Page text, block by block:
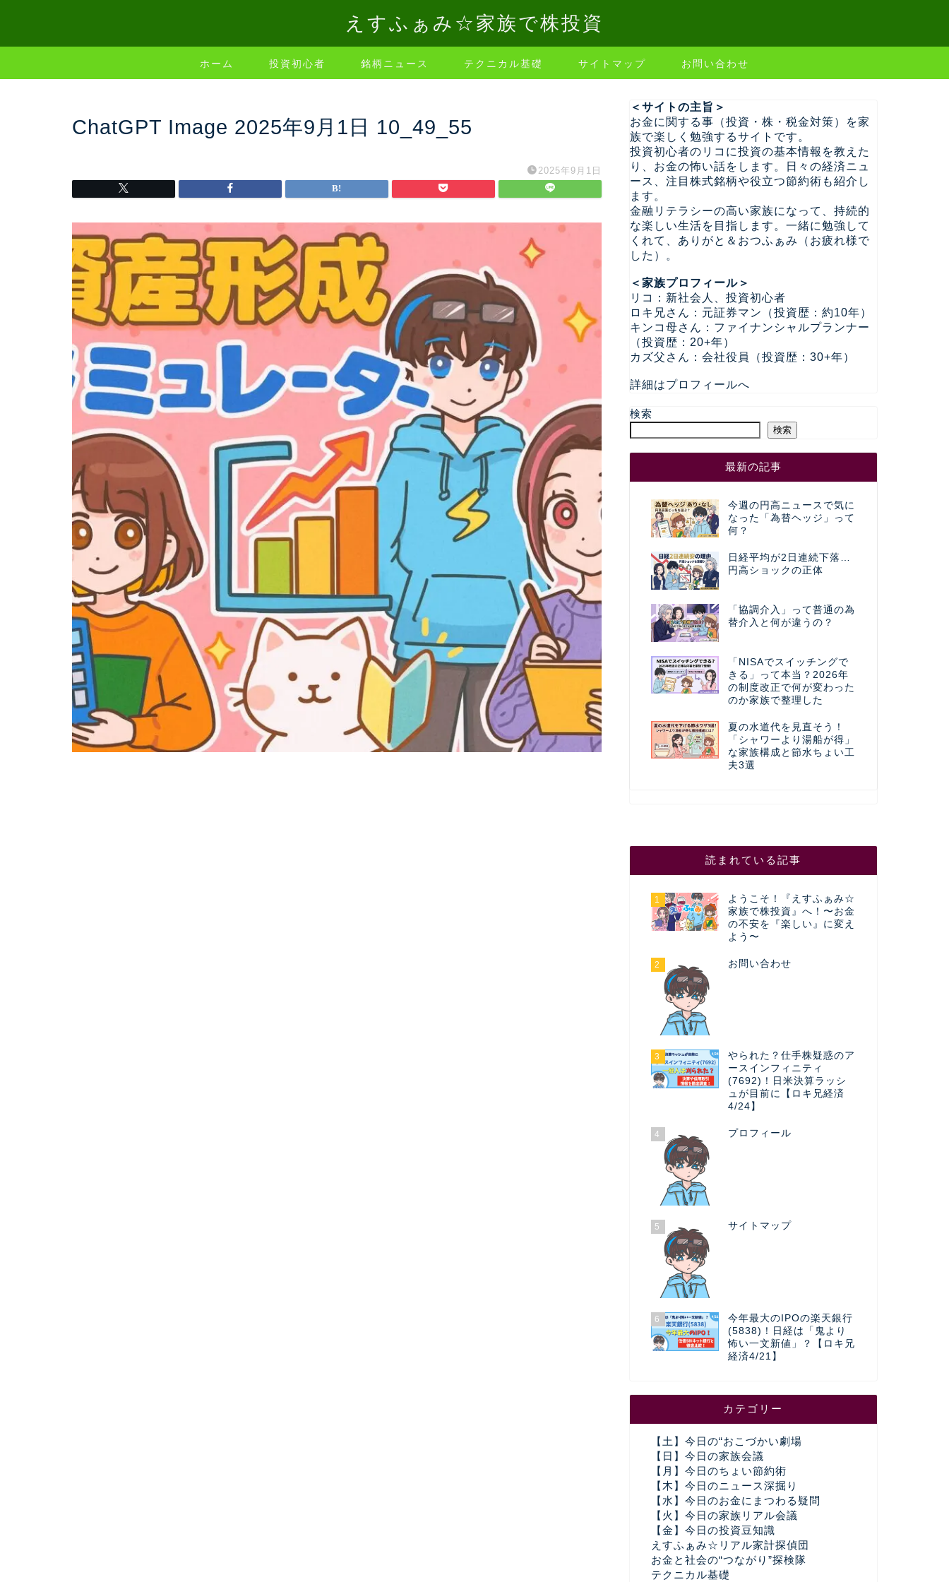
えすふぁみ☆家族で株投資
ホーム 投資初心者 銘柄ニュース テクニカル基礎 サイトマップ お問い合わせ
ChatGPT Image 2025年9月1日 10_49_55
2025年9月1日
＜サイトの主旨＞
お金に関する事（投資・株・税金対策）を家
族で楽しく勉強するサイトです。
投資初心者のリコに投資の基本情報を教えた
り、お金の怖い話をします。日々の経済ニュ
ース、注目株式銘柄や役立つ節約術も紹介し
ます。
金融リテラシーの高い家族になって、持続的
な楽しい生活を目指します。一緒に勉強して
くれて、ありがと＆おつふぁみ（お疲れ様で
した）。
＜家族プロフィール＞
リコ：新社会人、投資初心者
ロキ兄さん：元証券マン（投資歴：約10年）
キンコ母さん：ファイナンシャルプランナー
（投資歴：20+年）
カズ父さん：会社役員（投資歴：30+年）
詳細はプロフィールへ
検索
検索
最新の記事
今週の円高ニュースで気に
なった「為替ヘッジ」って
何？
日経平均が2日連続下落…
円高ショックの正体
「協調介入」って普通の為
替介入と何が違うの？
「NISAでスイッチングで
きる」って本当？2026年
の制度改正で何が変わった
のか家族で整理した
夏の水道代を見直そう！
「シャワーより湯船が得」
な家族構成と節水ちょい工
夫3選
読まれている記事
1
ようこそ！『えすふぁみ☆
家族で株投資』へ！〜お金
の不安を『楽しい』に変え
よう〜
2 お問い合わせ
3
やられた？仕手株疑惑のア
ースインフィニティ
(7692)！日米決算ラッシ
ュが目前に【ロキ兄経済
4/24】
4 プロフィール
5 サイトマップ
6
今年最大のIPOの楽天銀行
(5838)！日経は「鬼より
怖い一文新値」？【ロキ兄
経済4/21】
カテゴリー
【土】今日の“おこづかい劇場
【日】今日の家族会議
【月】今日のちょい節約術
【木】今日のニュース深掘り
【水】今日のお金にまつわる疑問
【火】今日の家族リアル会議
【金】今日の投資豆知識
えすふぁみ☆リアル家計探偵団
お金と社会の“つながり”探検隊
テクニカル基礎